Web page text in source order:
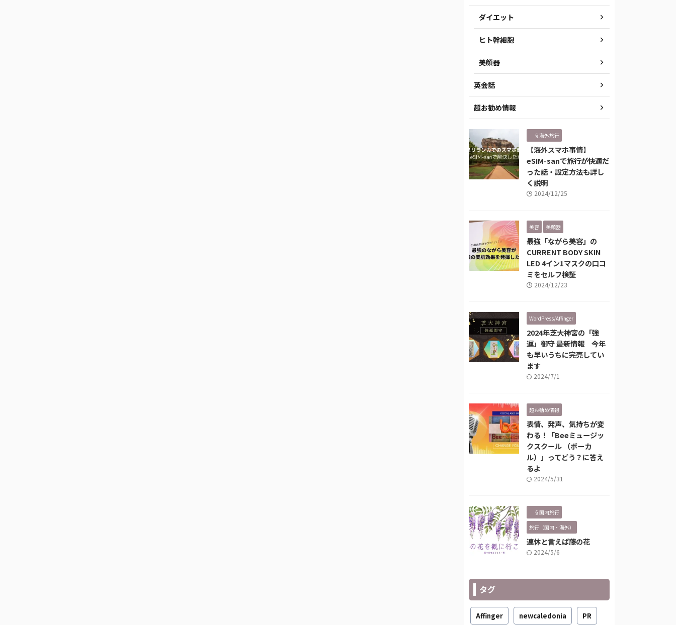
ダイエット
ヒト幹細胞
美顔器
英会話
超お勧め情報
§海外旅行
【海外スマホ事情】
eSIM-sanで旅行が快適だ
った話・設定方法も詳し
く説明
2024/12/25
美容 美顔器
最強「ながら美容」の
CURRENT BODY SKIN
LED 4イン1マスクの口コ
ミをセルフ検証
2024/12/23
WordPress/Affinger
2024年芝大神宮の「強
運」御守 最新情報 今年
も早いうちに完売してい
ます
2024/7/1
超お勧め情報
表情、発声、気持ちが変
わる！「Beeミュージッ
クスクール （ボーカ
ル）」ってどう？に答え
るよ
2024/5/31
§国内旅行
旅行（国内・海外）
連休と言えば藤の花
2024/5/6
タグ
Affinger newcaledonia PR